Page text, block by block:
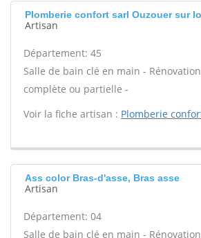
Plomberie confort sarl Ouzouer sur
Artisan
Département: 45
Salle de bain clé en main -
complète ou partielle -
Voir la fiche artisan : Plomberie
Ass color Bras-d'asse, Bras asse
Artisan
Département: 04
Salle de bain clé en main -